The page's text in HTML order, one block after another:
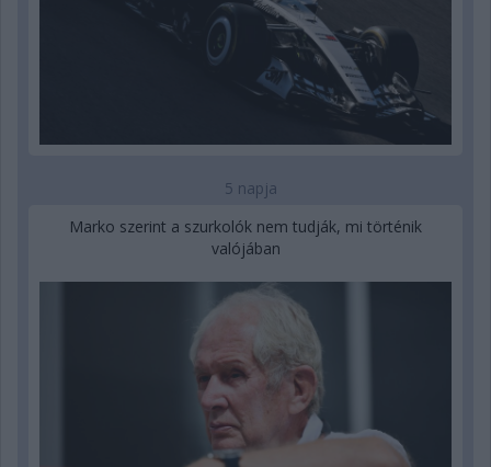
5 napja
Marko szerint a szurkolók nem tudják, mi történik
valójában